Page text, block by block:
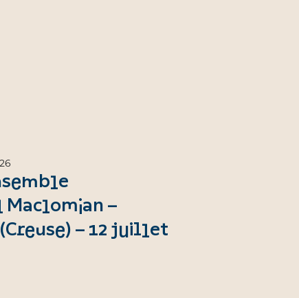
–
– 12 juillet